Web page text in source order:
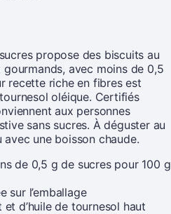
propose des biscuits au
avec moins de 0,5
recette riche en fibres est
oléique. Certifiés
aux personnes
sans sucres. À déguster au
une boisson chaude.
de 0,5 g de sucres pour 100 g
sur l’emballage
d’huile de tournesol haut